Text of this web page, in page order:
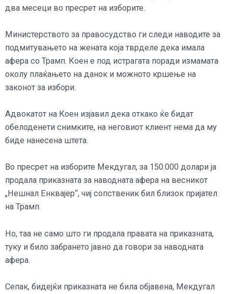
два месеци во пресрет на изборите.
Министерството за правосудство ги следи наводите за
подмитувањето на жената која тврделе дека имала
афера со Трамп. Коен е под истрагата поради измамата
околу плаќањето на данок и можното кршење на
законот за избори.
Адвокатот на Коен изјавил дека откако ќе бидат
обелоденети снимките, на неговиот клиент нема да му
биде нанесена штета.
Во пресрет на изборите Мекдугал, за 150.000 долари ја
продала приказната за наводната афера на весникот
„Нешнал Енквајер“, чиј сопственик бил близок пријател
на Трамп.
Но, таа не само што ги продала правата на приказната,
туку и било забрането јавно да говори за наводната
афера.
Сепак, бидејќи приказната не била објавена, Мекдугал